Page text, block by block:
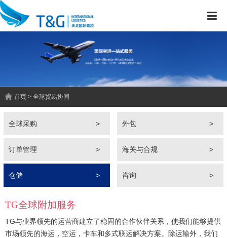
首页 > 全球贸易协同
>
全球采购 >
外包
>
订单管理 >
海关与合规
>
仓储 >
咨询
TG全球附加服务
TG与业界领先的运营商建立了稳固的合作伙伴关系，使我们能够提供
市场领先的海运，空运，卡车和多式联运解决方案。 除运输外，我们